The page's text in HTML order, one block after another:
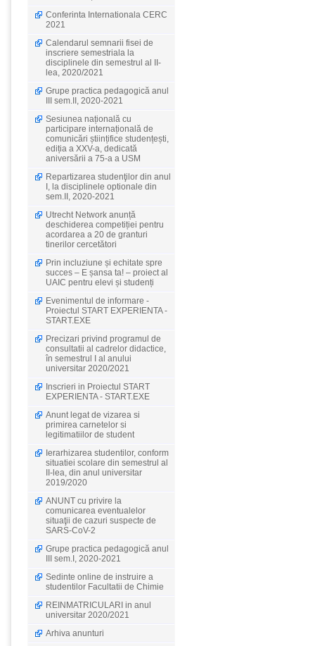
Conferinta Internationala CERC
2021
Calendarul semnarii fisei de
inscriere semestriala la
disciplinele din semestrul al II-
lea, 2020/2021
Grupe practica pedagogică anul
III sem.II, 2020-2021
Sesiunea națională cu
participare internațională de
comunicări științifice studențești,
ediția a XXV-a, dedicată
aniversării a 75-a a USM
Repartizarea studenţilor din anul
I, la disciplinele optionale din
sem.II, 2020-2021
Utrecht Network anunță
deschiderea competiției pentru
acordarea a 20 de granturi
tinerilor cercetători
Prin incluziune și echitate spre
succes – E șansa ta! – proiect al
UAIC pentru elevi și studenți
Evenimentul de informare -
Proiectul START EXPERIENTA -
START.EXE
Precizari privind programul de
consultatii al cadrelor didactice,
în semestrul I al anului
universitar 2020/2021
Inscrieri in Proiectul START
EXPERIENTA - START.EXE
Anunt legat de vizarea si
primirea carnetelor si
legitimatiilor de student
Ierarhizarea studentilor, conform
situatiei scolare din semestrul al
II-lea, din anul universitar
2019/2020
ANUNT cu privire la
comunicarea eventualelor
situaţii de cazuri suspecte de
SARS-CoV-2
Grupe practica pedagogică anul
III sem.I, 2020-2021
Sedinte online de instruire a
studentilor Facultatii de Chimie
REINMATRICULARI in anul
universitar 2020/2021
Arhiva anunturi